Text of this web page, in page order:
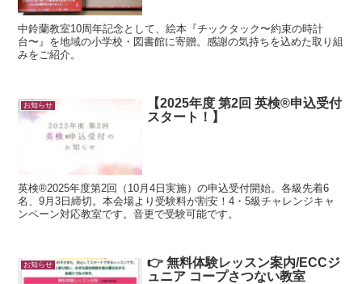
中鈴蘭教室10周年記念として、絵本『チックタック〜約束の時計
台〜』を地域の小学校・図書館に寄贈。感謝の気持ちを込めた取り組
みをご紹介。
お知らせ
【2025年度 第2回 英検®申込受付
スタート！】
英検®2025年度第2回（10月4日実施）の申込受付開始。各級先着6
名、9月3日締切。本会場より受験料が割安！4・5級チャレンジキャ
ンペーン対応教室です。音更で受験可能です。
お知らせ
👉 無料体験レッスン案内/ECCジ
ュニア コープさつない教室